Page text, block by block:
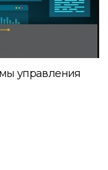
управления